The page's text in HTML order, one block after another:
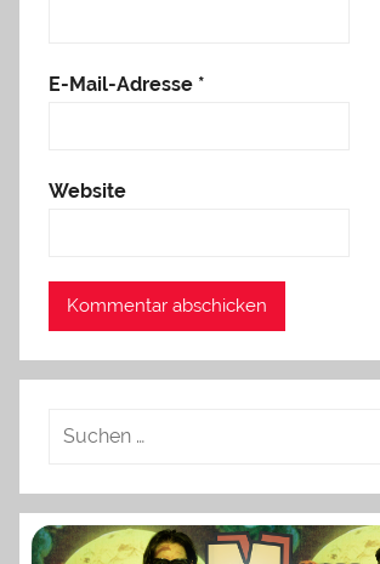
E-Mail-Adresse *
Website